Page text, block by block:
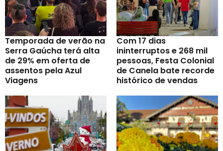
Temporada de verão na
Serra Gaúcha terá alta
de 29% em oferta de
assentos pela Azul
Viagens
Com 17 dias
ininterruptos e 268 mil
pessoas, Festa Colonial
de Canela bate recorde
histórico de vendas